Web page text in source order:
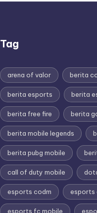
Tag
arena of valor berita
berita esports berita
berita free fire berita
berita mobile legends
berita pubg mobile
call of duty mobile
esports codm esports
esports fc mobile